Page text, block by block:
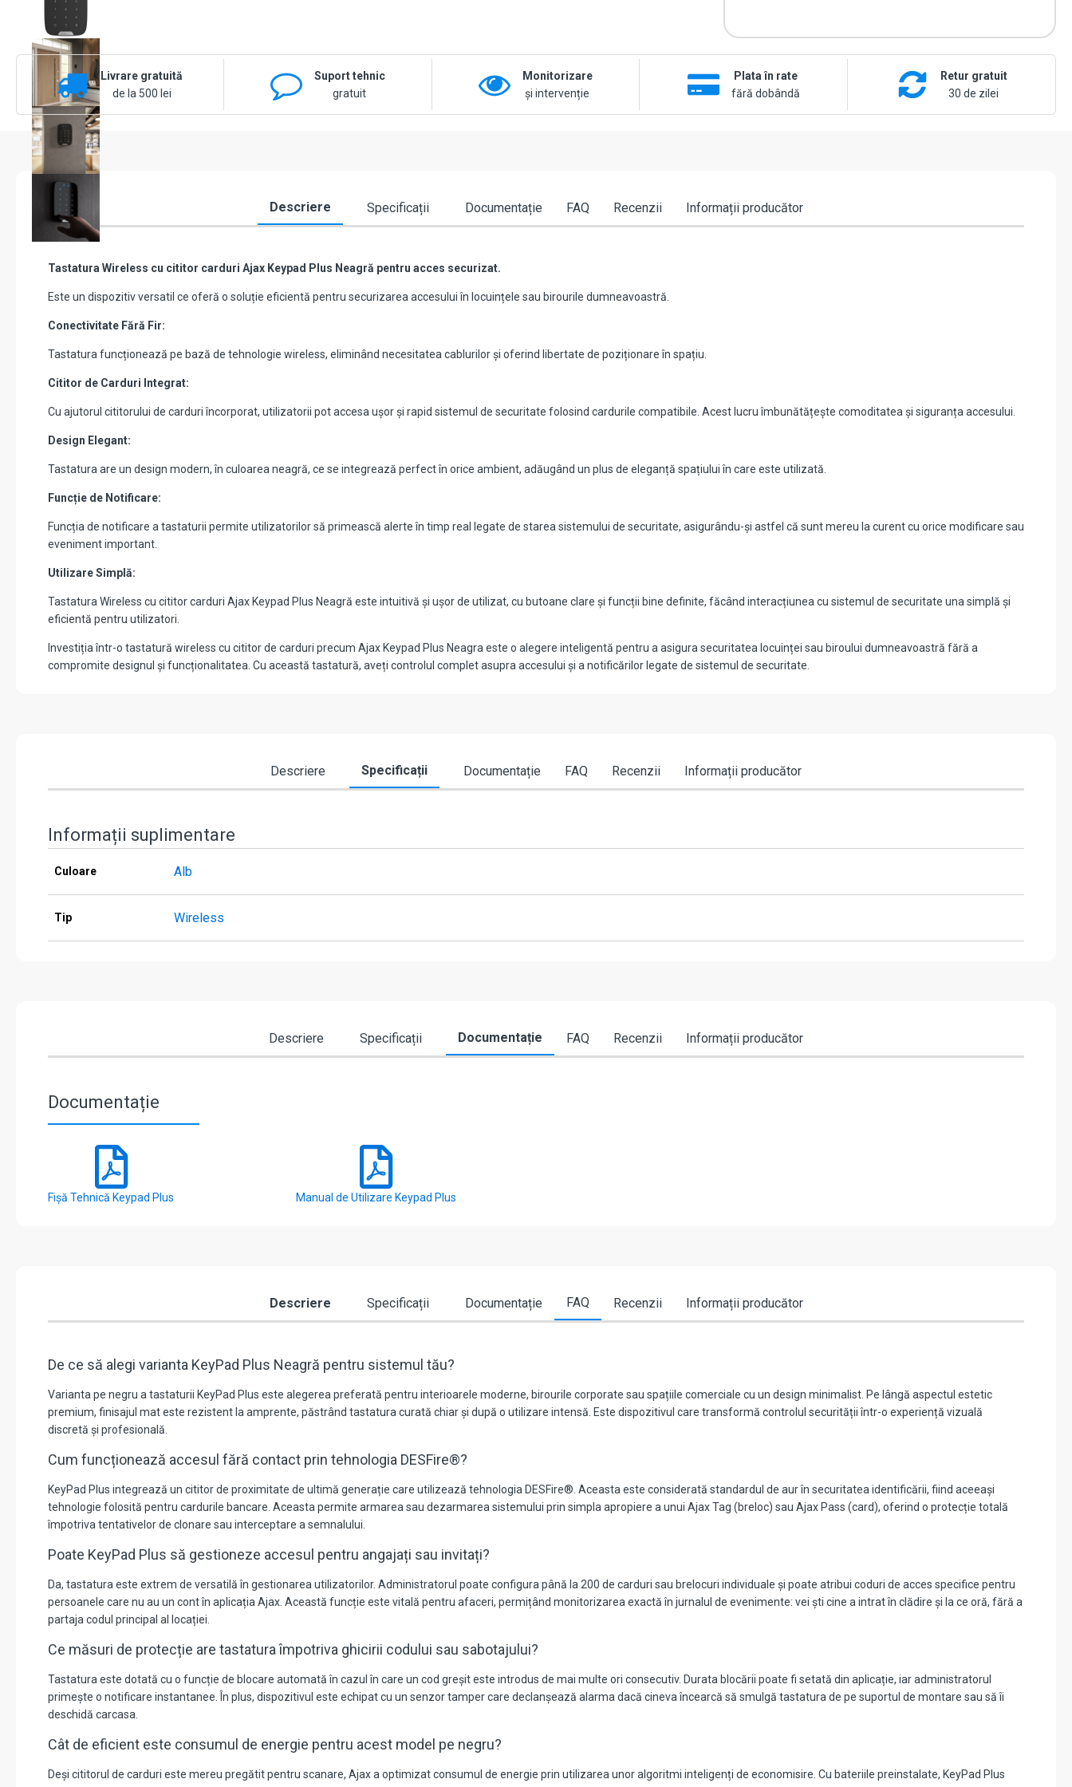
Livrare gratuită
de la 500 lei
Suport tehnic
gratuit
Monitorizare
și intervenție
Plata în rate
fără dobândă
Retur gratuit
30 de zilei
Descriere Specificații Documentație FAQ Recenzii Informații producător
Tastatura Wireless cu cititor carduri Ajax Keypad Plus Neagră pentru acces securizat.
Este un dispozitiv versatil ce oferă o soluție eficientă pentru securizarea accesului în locuințele sau birourile dumneavoastră.
Conectivitate Fără Fir:
Tastatura funcționează pe bază de tehnologie wireless, eliminând necesitatea cablurilor și oferind libertate de poziționare în spațiu.
Cititor de Carduri Integrat:
Cu ajutorul cititorului de carduri încorporat, utilizatorii pot accesa ușor și rapid sistemul de securitate folosind cardurile compatibile. Acest lucru îmbunătățește comoditatea și siguranța accesului.
Design Elegant:
Tastatura are un design modern, în culoarea neagră, ce se integrează perfect în orice ambient, adăugând un plus de eleganță spațiului în care este utilizată.
Funcție de Notificare:
Funcția de notificare a tastaturii permite utilizatorilor să primească alerte în timp real legate de starea sistemului de securitate, asigurându-și astfel că sunt mereu la curent cu orice modificare sau
eveniment important.
Utilizare Simplă:
Tastatura Wireless cu cititor carduri Ajax Keypad Plus Neagră este intuitivă și ușor de utilizat, cu butoane clare și funcții bine definite, făcând interacțiunea cu sistemul de securitate una simplă și
eficientă pentru utilizatori.
Investiția într-o tastatură wireless cu cititor de carduri precum Ajax Keypad Plus Neagra este o alegere inteligentă pentru a asigura securitatea locuinței sau biroului dumneavoastră fără a
compromite designul și funcționalitatea. Cu această tastatură, aveți controlul complet asupra accesului și a notificărilor legate de sistemul de securitate.
Descriere Specificații Documentație FAQ Recenzii Informații producător
Informații suplimentare
Culoare Alb
Tip Wireless
Descriere Specificații Documentație FAQ Recenzii Informații producător
Documentație
Fișă Tehnică Keypad Plus Manual de Utilizare Keypad Plus
Descriere Specificații Documentație FAQ Recenzii Informații producător
De ce să alegi varianta KeyPad Plus Neagră pentru sistemul tău?
Varianta pe negru a tastaturii KeyPad Plus este alegerea preferată pentru interioarele moderne, birourile corporate sau spațiile comerciale cu un design minimalist. Pe lângă aspectul estetic
premium, finisajul mat este rezistent la amprente, păstrând tastatura curată chiar și după o utilizare intensă. Este dispozitivul care transformă controlul securității într-o experiență vizuală
discretă și profesională.
Cum funcționează accesul fără contact prin tehnologia DESFire®?
KeyPad Plus integrează un cititor de proximitate de ultimă generație care utilizează tehnologia DESFire®. Aceasta este considerată standardul de aur în securitatea identificării, fiind aceeași
tehnologie folosită pentru cardurile bancare. Aceasta permite armarea sau dezarmarea sistemului prin simpla apropiere a unui Ajax Tag (breloc) sau Ajax Pass (card), oferind o protecție totală
împotriva tentativelor de clonare sau interceptare a semnalului.
Poate KeyPad Plus să gestioneze accesul pentru angajați sau invitați?
Da, tastatura este extrem de versatilă în gestionarea utilizatorilor. Administratorul poate configura până la 200 de carduri sau brelocuri individuale și poate atribui coduri de acces specifice pentru
persoanele care nu au un cont în aplicația Ajax. Această funcție este vitală pentru afaceri, permițând monitorizarea exactă în jurnalul de evenimente: vei ști cine a intrat în clădire și la ce oră, fără a
partaja codul principal al locației.
Ce măsuri de protecție are tastatura împotriva ghicirii codului sau sabotajului?
Tastatura este dotată cu o funcție de blocare automată în cazul în care un cod greșit este introdus de mai multe ori consecutiv. Durata blocării poate fi setată din aplicație, iar administratorul
primește o notificare instantanee. În plus, dispozitivul este echipat cu un senzor tamper care declanșează alarma dacă cineva încearcă să smulgă tastatura de pe suportul de montare sau să îi
deschidă carcasa.
Cât de eficient este consumul de energie pentru acest model pe negru?
Deși cititorul de carduri este mereu pregătit pentru scanare, Ajax a optimizat consumul de energie prin utilizarea unor algoritmi inteligenți de economisire. Cu bateriile preinstalate, KeyPad Plus